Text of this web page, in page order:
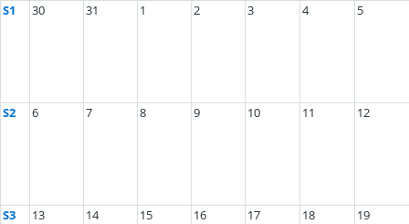
S1 30 31 1 2 3 4 5
S2 6 7 8 9 10 11 12
S3 13 14 15 16 17 18 19